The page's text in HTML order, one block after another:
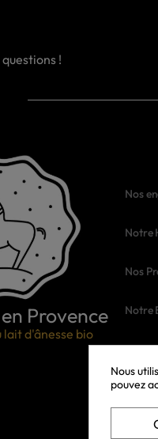
!
Provence
lait d'ânesse bio
Nos
Notre
Nos
Notre
Nous
pouvez